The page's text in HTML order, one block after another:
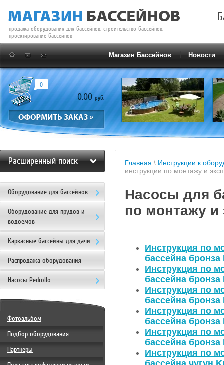
продажа оборудования для бассейнов, строительство бассейнов,
проектирование бассейнов
Магазин Бассейнов Новости
0.00 руб.
0
Главная \ Инструкции к
инструкции по монтажу и
Насосы для
по монтажу и
Инструкция по
бассейна
Инструкция по
бассейна
Инструкция по
бассейна
Инструкция по
бассейна
Инструкция по
бассейна
Инструкция по
Расширенный поиск
Оборудование для бассейнов
Оборудование для прудов и
водоемов
Каркасные бассейны для дачи
Распродажа оборудования
Насосы Pedrollo
Фотоальбом
Подбор оборудования
Партнеры